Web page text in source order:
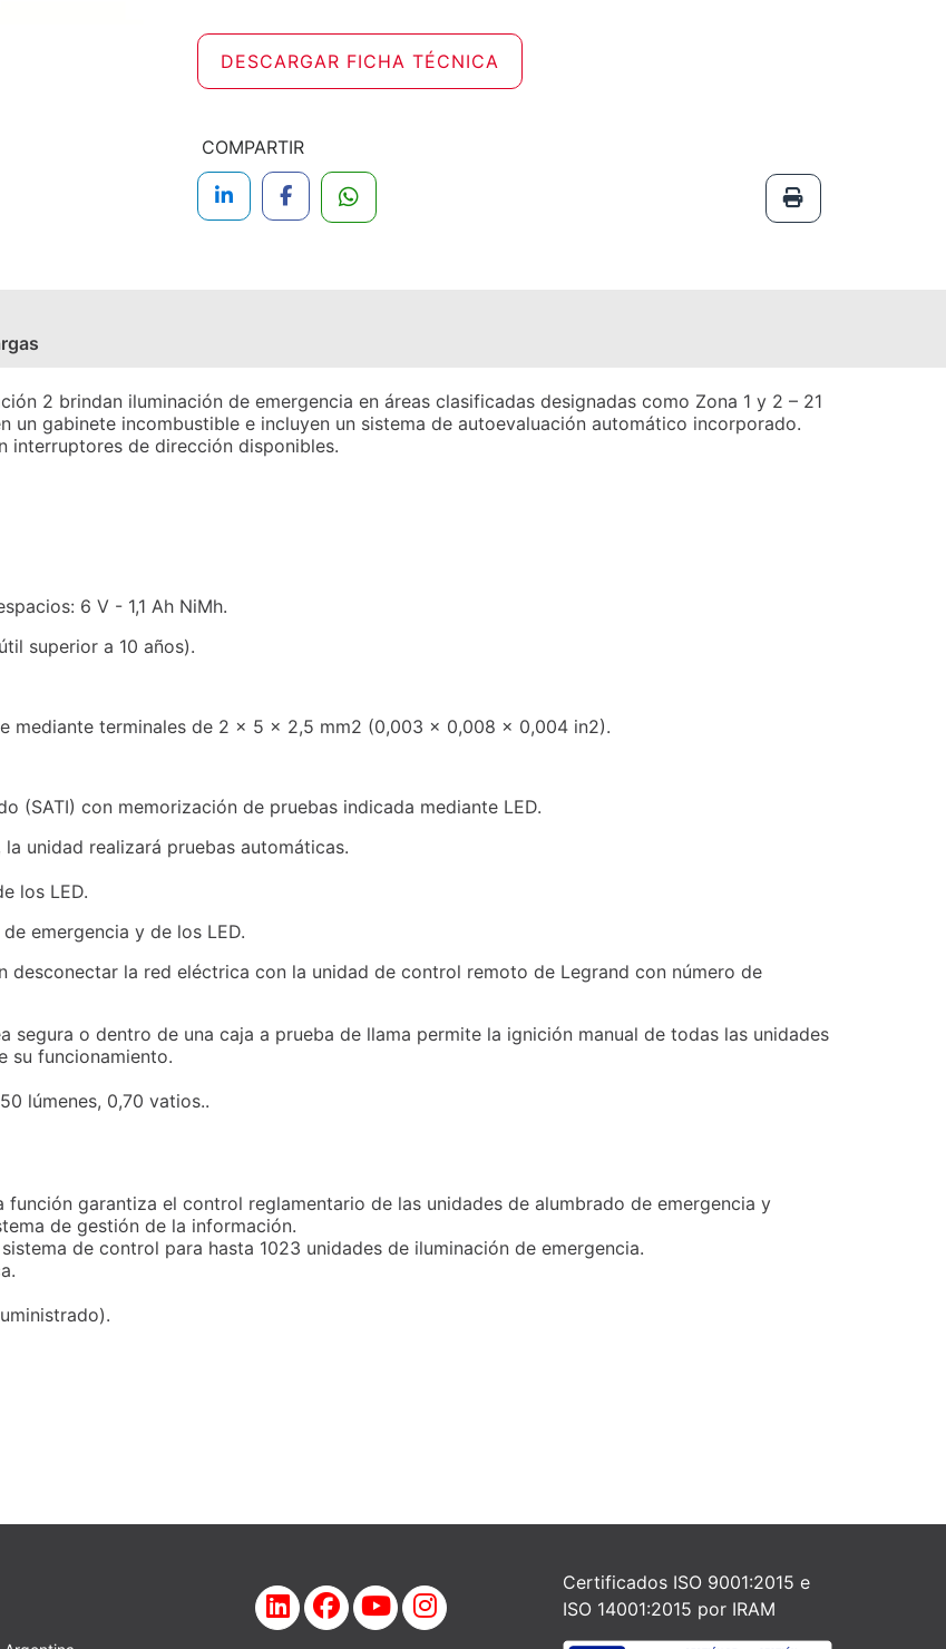
DESCARGAR FICHA TÉCNICA
COMPARTIR
2 brindan iluminación de emergencia en áreas clasificadas designadas como Zona 1 y 2 – 21
un gabinete incombustible e incluyen un sistema de autoevaluación automático incorporado.
interruptores de dirección disponibles.
6 V - 1,1 Ah NiMh.
superior a 10 años).
mediante terminales de 2 x 5 x 2,5 mm2 (0,003 x 0,008 x 0,004 in2).
(SATI) con memorización de pruebas indicada mediante LED.
unidad realizará pruebas automáticas.
los LED.
emergencia y de los LED.
desconectar la red eléctrica con la unidad de control remoto de Legrand con número de
segura o dentro de una caja a prueba de llama permite la ignición manual de todas las unidades
su funcionamiento.
lúmenes, 0,70 vatios..
función garantiza el control reglamentario de las unidades de alumbrado de emergencia y
de gestión de la información.
de control para hasta 1023 unidades de iluminación de emergencia.
Certificados ISO 9001:2015 e
ISO 14001:2015 por IRAM